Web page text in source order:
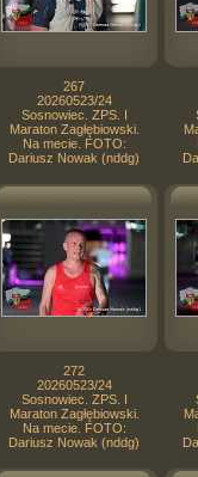
267
20260523/24
Sosnowiec. ZPS. I
Maraton Zagłębiowski.
Na mecie. FOTO:
Dariusz Nowak (nddg)
272
20260523/24
Sosnowiec. ZPS. I
Maraton Zagłębiowski.
Na mecie. FOTO:
Dariusz Nowak (nddg)